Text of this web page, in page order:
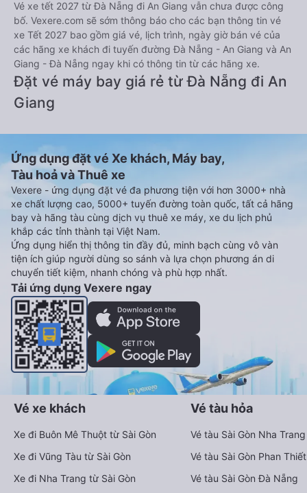
Vé xe tết 2027 từ Đà Nẵng đi An Giang vẫn chưa được công
bố. Vexere.com sẽ sớm thông báo cho các bạn thông tin vé
xe Tết 2027 bao gồm giá vé, lịch trình, ngày giờ bán vé của
các hãng xe khách đi tuyến đường Đà Nẵng - An Giang và An
Giang - Đà Nẵng ngay khi có thông tin từ các hãng xe.
Đặt vé máy bay giá rẻ từ Đà Nẵng đi An
Giang
Ứng dụng đặt vé Xe khách, Máy bay,
Tàu hoả và Thuê xe
Vexere - ứng dụng đặt vé đa phương tiện với hơn 3000+ nhà
xe chất lượng cao, 5000+ tuyến đường toàn quốc, tất cả hãng
bay và hãng tàu cùng dịch vụ thuê xe máy, xe du lịch phủ
khắp các tỉnh thành tại Việt Nam.
Ứng dụng hiển thị thông tin đầy đủ, minh bạch cùng vô vàn
tiện ích giúp người dùng so sánh và lựa chọn phương án di
chuyển tiết kiệm, nhanh chóng và phù hợp nhất.
Tải ứng dụng Vexere ngay
Vé xe khách
Xe đi Buôn Mê Thuột từ Sài Gòn
Xe đi Vũng Tàu từ Sài Gòn
Xe đi Nha Trang từ Sài Gòn
Vé tàu hỏa
Vé tàu Sài Gòn Nha Trang
Vé tàu Sài Gòn Phan Thiết
Vé tàu Sài Gòn Đà Nẵng